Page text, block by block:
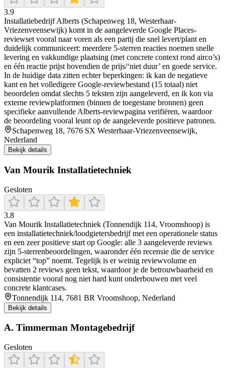
3.9
Installatiebedrijf Alberts (Schapenweg 18, Westerhaar-
Vriezenveensewijk) komt in de aangeleverde Google Places-
reviewset vooral naar voren als een partij die snel levert/plant en
duidelijk communiceert: meerdere 5-sterren reacties noemen snelle
levering en vakkundige plaatsing (met concrete context rond airco’s)
en één reactie prijst bovendien de prijs/‘niet duur’ en goede service.
In de huidige data zitten echter beperkingen: ik kan de negatieve
kant en het volledigere Google-reviewbestand (15 totaal) niet
beoordelen omdat slechts 5 teksten zijn aangeleverd, en ik kon via
externe reviewplatformen (binnen de toegestane bronnen) geen
specifieke aanvullende Alberts-reviewpagina verifiëren, waardoor
de beoordeling vooral leunt op de aangeleverde positieve patronen.
Schapenweg 18, 7676 SX Westerhaar-Vriezenveensewijk,
Nederland
Bekijk details
Van Mourik Installatietechniek
Gesloten
3.8
Van Mourik Installatietechniek (Tonnendijk 114, Vroomshoop) is
een installatietechniek/loodgietersbedrijf met een operationele status
en een zeer positieve start op Google: alle 3 aangeleverde reviews
zijn 5-sterrenbeoordelingen, waaronder één recensie die de service
expliciet “top” noemt. Tegelijk is er weinig reviewvolume en
bevatten 2 reviews geen tekst, waardoor je de betrouwbaarheid en
consistentie vooral nog niet hard kunt onderbouwen met veel
concrete klantcases.
Tonnendijk 114, 7681 BR Vroomshoop, Nederland
Bekijk details
A. Timmerman Montagebedrijf
Gesloten